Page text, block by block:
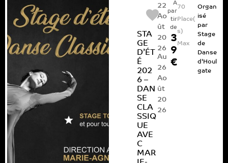
STA
GE
D’ÉT
É
202
6 –
DAN
SE
CLA
SSIQ
UE
AVE
C
MAR
22
Ao
ût
20
26
Au
26
Ao
ût
20
26
A
par
tir
de
3
9
€
70
Place(
s)
Max
Organ
isé
par
Stage
de
Danse
d'Houl
gate